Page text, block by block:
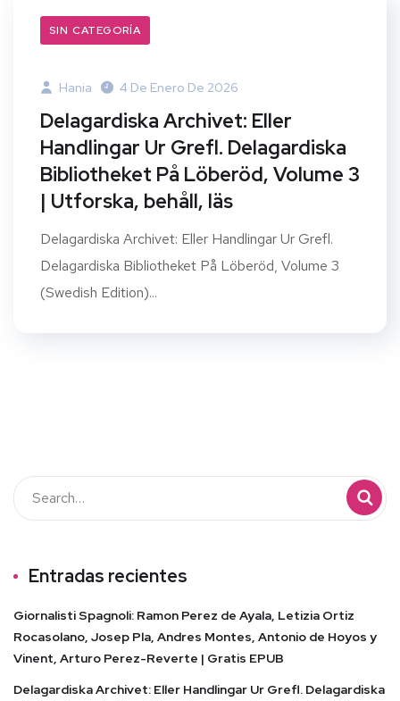
SIN CATEGORÍA
Hania 4 De Enero De 2026
Delagardiska Archivet: Eller
Handlingar Ur Grefl. Delagardiska
Bibliotheket På Löberöd, Volume 3
| Utforska, behåll, läs
Delagardiska Archivet: Eller Handlingar Ur Grefl.
Delagardiska Bibliotheket På Löberöd, Volume 3
(Swedish Edition)...
Entradas recientes
Giornalisti Spagnoli: Ramon Perez de Ayala, Letizia Ortiz
Rocasolano, Josep Pla, Andres Montes, Antonio de Hoyos y
Vinent, Arturo Perez-Reverte | Gratis EPUB
Delagardiska Archivet: Eller Handlingar Ur Grefl. Delagardiska